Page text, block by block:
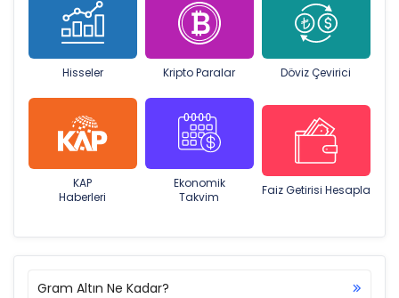
Hisseler Kripto Paralar Döviz Çevirici
KAP
Haberleri
Ekonomik
Takvim
Faiz Getirisi Hesapla
Gram Altın Ne Kadar?